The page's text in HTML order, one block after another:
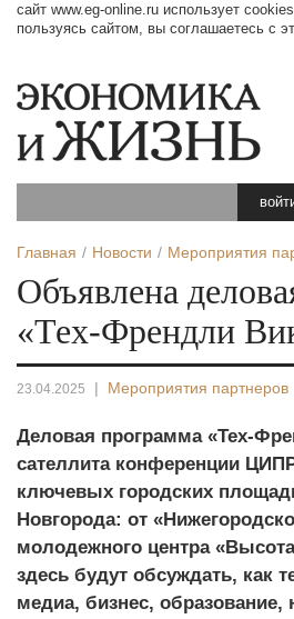
сайт www.eg-online.ru использует
пользуясь сайтом, вы соглашаетесь с
Главная Новости Мероприятия
Объявлена
«Тех-Френдли
23.04.2025 | Мероприятия партнеров
Деловая программа «Тех-
сателлита конференции
ключевых городских
Новгорода: от
молодежного центра
здесь будут обсуждать, как
медиа, бизнес, образование,